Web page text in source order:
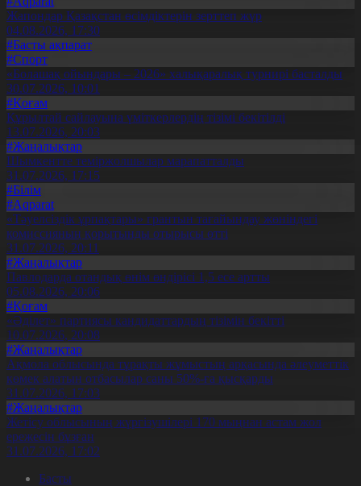
Жапондар Қазақстан өсімдіктерін зерттеп жүр
04.08.2026, 17:30
#Басты ақпарат
#Спорт
«Болашақ ойындары – 2026» халықаралық турнирі басталды
30.07.2026, 10:01
#Қоғам
Құрылтай сайлауына үміткерлердің тізімі бекітілді
13.07.2026, 20:03
#Жаңалықтар
Шымкентте теміржолшылар марапатталды
31.07.2026, 17:15
#Білім
#Aqparat
«Тәуелсіздік ұрпақтары» грантын тағайындау жөніндегі
комиссияның қорытынды отырысы өтті
31.07.2026, 20:11
#Жаңалықтар
Павлодарда отандық өнім өндірісі 1,5 есе артты
05.08.2026, 20:06
#Қоғам
«Әділет» партиясы кандидаттардың тізімін бекітті
10.07.2026, 20:08
#Жаңалықтар
Ақмола облысында тұрақты жұмыстың арқасында әлеуметтік
көмек алатын отбасылар саны 50%-ға қысқарды
31.07.2026, 17:03
#Жаңалықтар
Жетісу облысының жүргізушілері 170 мыңнан астам жол
ережесін бұзған
31.07.2026, 17:02
Басты